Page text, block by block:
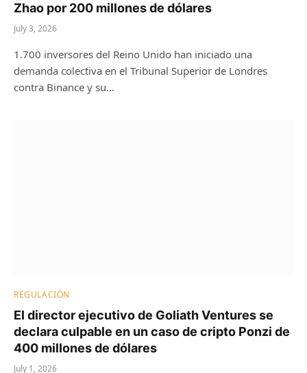
Zhao por 200 millones de dólares
July 3, 2026
1.700 inversores del Reino Unido han iniciado una
demanda colectiva en el Tribunal Superior de Londres
contra Binance y su…
REGULACIÓN
El director ejecutivo de Goliath Ventures se
declara culpable en un caso de cripto Ponzi de
400 millones de dólares
July 1, 2026